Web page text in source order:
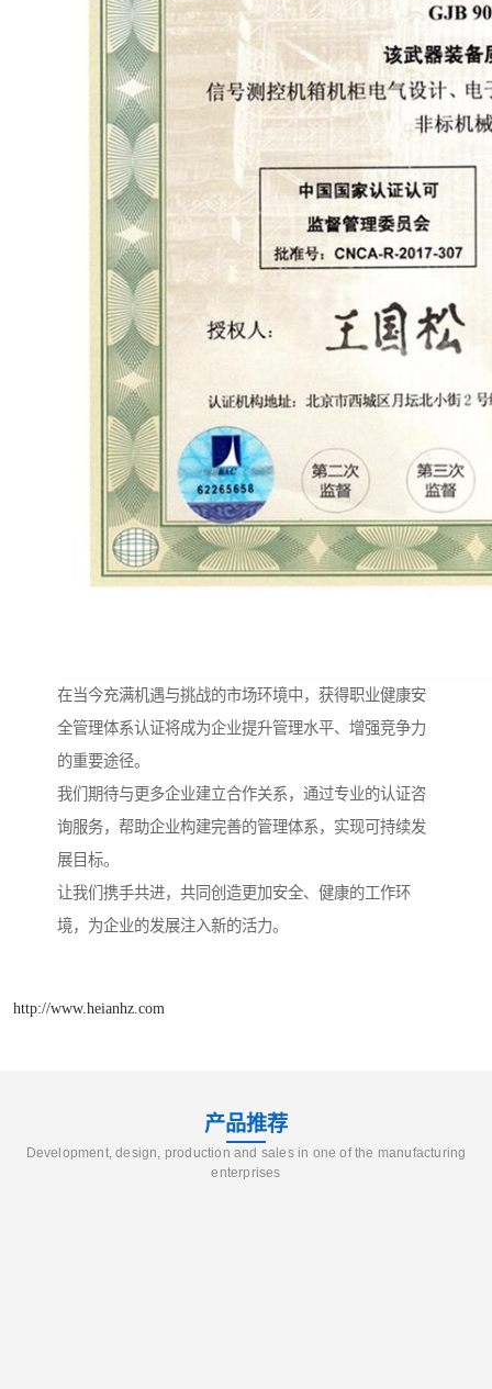
在当今充满机遇与挑战的市场环境中，获得职业健康安
全管理体系认证将成为企业提升管理水平、增强竞争力
的重要途径。
我们期待与更多企业建立合作关系，通过专业的认证咨
询服务，帮助企业构建完善的管理体系，实现可持续发
展目标。
让我们携手共进，共同创造更加安全、健康的工作环
境，为企业的发展注入新的活力。
http://www.heianhz.com
产品推荐
Development, design, production and sales in one of the manufacturing
enterprises